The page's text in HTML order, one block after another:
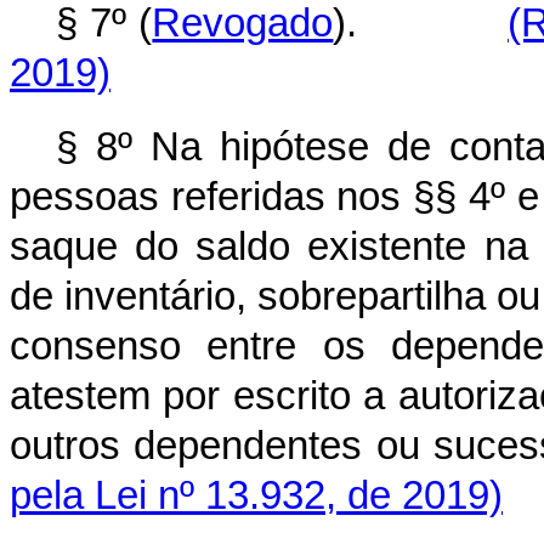
§ 7º (Revogado).
2019)
§ 8º Na hipótese de
pessoas referidas nos §§ 4º
saque do saldo existente na
de inventário, sobrepartilha
consenso entre os
atestem por escrito a
outros dependentes ou
pela Lei nº 13.932, de 2019)